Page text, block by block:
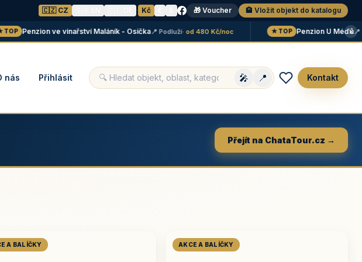
🇨🇿 CZ · Kč 🎁 Voucher 🏨 Vložit objekt do katalogu
Penzion ve vinařství Maláník - Osička📍 Podluží· od 480 Kč/noc ★ TOP Penzion U Méďů📍 ×
nás Přihlásit 🎤 📍 Kontakt
Přejít na ChataTour.cz →
A BALÍČKY AKCE A BALÍČKY